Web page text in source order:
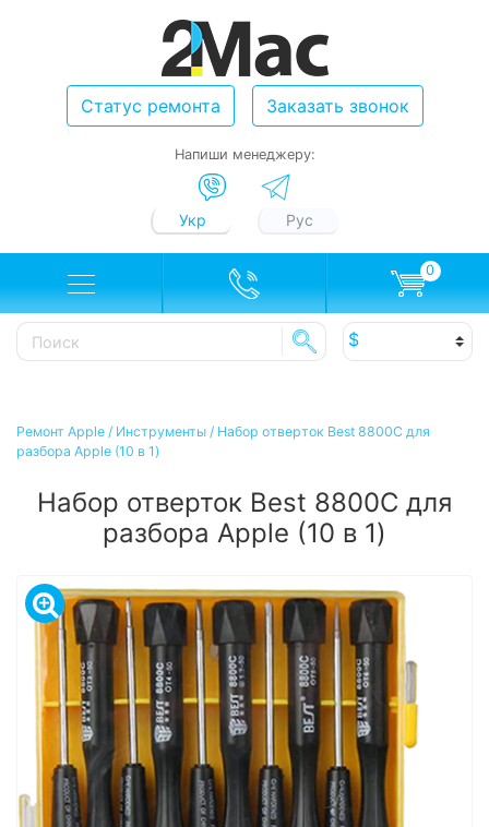
Статус ремонта Заказать звонок
Напиши менеджеру:
Укр Рус
0
Ремонт Apple / Инструменты / Набор отверток Best 8800C для
разбора Apple (10 в 1)
Набор отверток Best 8800C для
разбора Apple (10 в 1)